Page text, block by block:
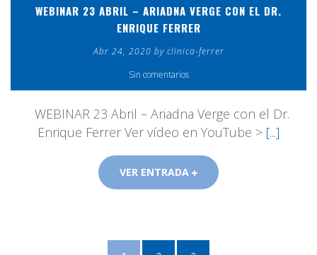
WEBINAR 23 ABRIL – ARIADNA VERGE CON EL DR.
ENRIQUE FERRER
Abr 24, 2020 by clinica-ferrer
Sin comentarios
WEBINAR 23 Abril – Ariadna Verge con el Dr.
Enrique Ferrer Ver vídeo en YouTube > [...]
VER ENTRADA